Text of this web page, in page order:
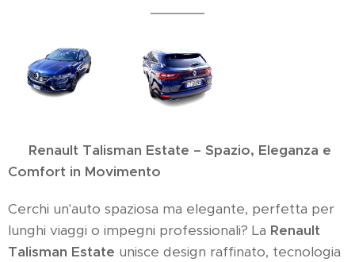
Renault Talisman Estate – Spazio, Eleganza e
Comfort in Movimento
Cerchi un'auto spaziosa ma elegante, perfetta per
lunghi viaggi o impegni professionali? La Renault
Talisman Estate unisce design raffinato, tecnologia